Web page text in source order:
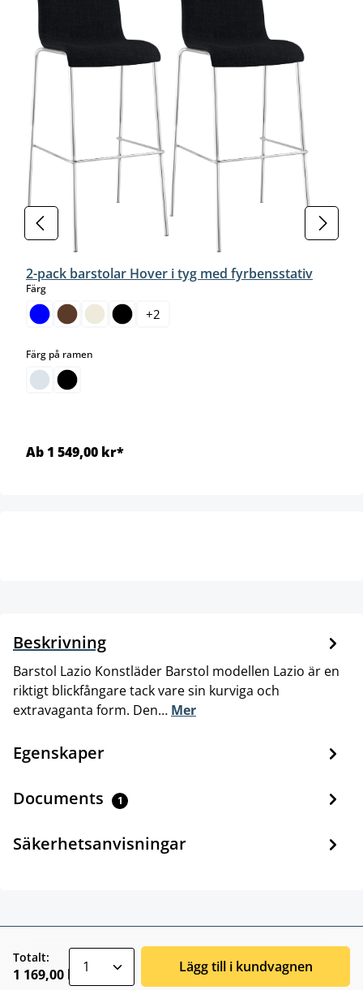
2-pack barstolar Hover i tyg med fyrbensstativ
Färgselect
+2
Färg på ramen
Ab 1 549,00 kr*
Beskrivning
Barstol Lazio Konstläder Barstol modellen Lazio är en
riktigt blickfångare tack vare sin kurviga och
extravaganta form. Den… Mer
Egenskaper
Documents 1
Säkerhetsanvisningar
Totalt:
1 169,00 kr Lägg till i kundvagnen